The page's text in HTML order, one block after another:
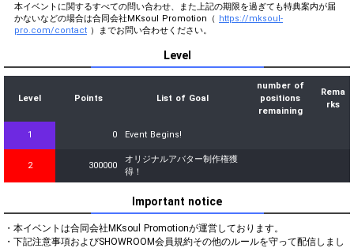
本イベントに関するすべての問い合わせ、また上記の期限を過ぎても特典案内が届
かないなどの場合は合同会社MKsoul Promotion（ https://mksoul-
pro.com/contact ）までお問い合わせください。
Level
Level Points List of Goal
number of
positions
remaining
Rema
rks
1 0 Event Begins!
2 300000
オリジナルアバター制作権獲
得！
Important notice
・本イベントは合同会社MKsoul Promotionが運営しております。
・下記注意事項およびSHOWROOM会員規約その他のルールを守って配信しまし